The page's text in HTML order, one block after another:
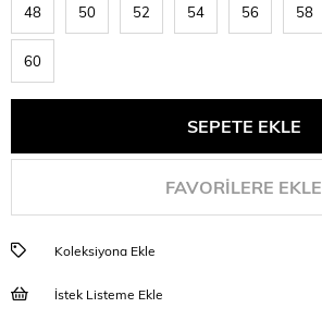
48 50 52 54 56 58
60
FAVORILERE EKLE
Koleksiyona Ekle
İstek Listeme Ekle